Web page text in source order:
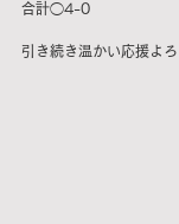
合計◯4-0
引き続き温かい応援よ